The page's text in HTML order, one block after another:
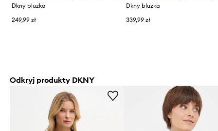
Dkny bluzka
249,99 zł
Dkny bluzka
339,99 zł
Odkryj produkty DKNY